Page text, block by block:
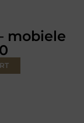
mobiele